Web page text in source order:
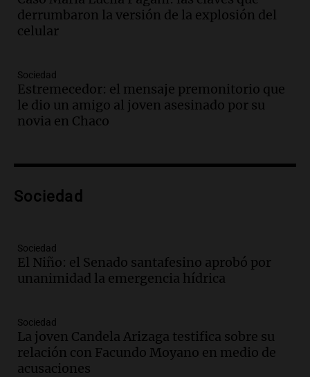
Panorama Federal
Episodios
violó libertad condicional al ir al
Mundial de Atlanta
Panorama Federal
Episodios
programa de movilidad sustentable
Episodios
tras condiciones invernales
Panorama Federal
Episodios
distraídos: ¿Qué pasa con un niño
cuando el padre mira mucho el teléfono?
Educar entre todos
Episodios
derrumbaron la versión de la explosión del
celular
Sociedad
Estremecedor: el mensaje premonitorio que
le dio un amigo al joven asesinado por su
novia en Chaco
Sociedad
Sociedad
El Niño: el Senado santafesino aprobó por
unanimidad la emergencia hídrica
Sociedad
La joven Candela Arizaga testifica sobre su
relación con Facundo Moyano en medio de
acusaciones